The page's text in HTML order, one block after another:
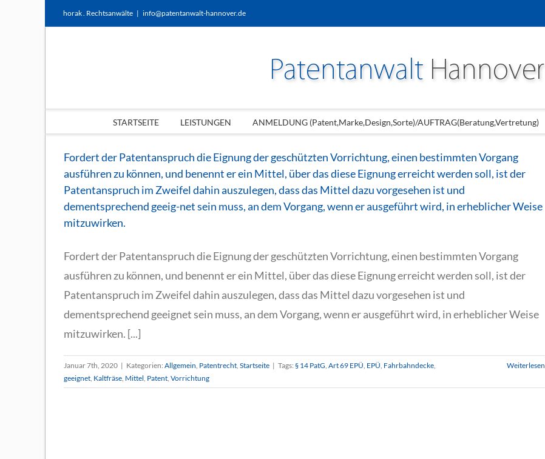
horak . Rechtsanwälte | info@patentanwalt-hannover.de
STARTSEITE LEISTUNGEN ANMELDUNG (Patent,Marke,Design,Sorte)/AUFTRAG(Beratung,Vertretung)
Fordert der Patentanspruch die Eignung der geschützten Vorrichtung, einen bestimmten Vorgang
ausführen zu können, und benennt er ein Mittel, über das diese Eignung erreicht werden soll, ist der
Patentanspruch im Zweifel dahin auszulegen, dass das Mittel dazu vorgesehen ist und
dementsprechend geeig-net sein muss, an dem Vorgang, wenn er ausgeführt wird, in erheblicher Weise
mitzuwirken.
Fordert der Patentanspruch die Eignung der geschützten Vorrichtung, einen bestimmten Vorgang
ausführen zu können, und benennt er ein Mittel, über das diese Eignung erreicht werden soll, ist der
Patentanspruch im Zweifel dahin auszulegen, dass das Mittel dazu vorgesehen ist und
dementsprechend geeignet sein muss, an dem Vorgang, wenn er ausgeführt wird, in erheblicher Weise
mitzuwirken. [...]
Januar 7th, 2020 | Kategorien: Allgemein, Patentrecht, Startseite | Tags: § 14 PatG, Art 69 EPÜ, EPÜ, Fahrbahndecke,
geeignet, Kaltfräse, Mittel, Patent, Vorrichtung
Weiterlesen